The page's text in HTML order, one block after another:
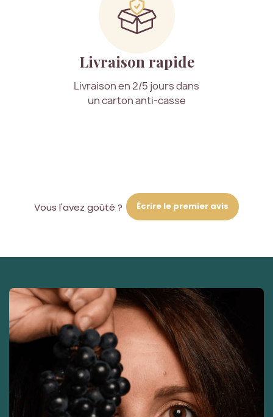
Livraison rapide
Livraison en 2/5 jours dans
un carton anti-casse
Vous l'avez goûté ? Écrire le premier avis